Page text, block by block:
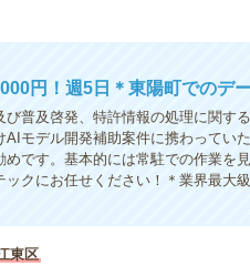
円！週5日＊東陽町でのデ
普及啓発、特許情報の処理に関す
AIモデル開発補助案件に携わってい
です。基本的には常駐での作業を
ックにお任せください！＊業界最大
東区